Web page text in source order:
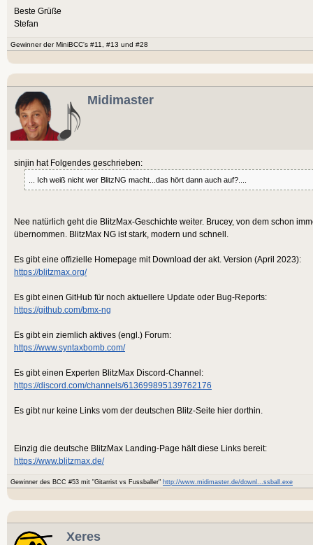
Beste Grüße
Stefan
Gewinner der MiniBCC's #11, #13 und #28
Midimaster
sinjin hat Folgendes geschrieben:
... Ich weiß nicht wer BlitzNG macht...das hört dann auch auf?....
Nee natürlich geht die BlitzMax-Geschichte weiter. Brucey, von dem schon
übernommen. BlitzMax NG ist stark, modern und schnell.
Es gibt eine offizielle Homepage mit Download der akt. Version (April 2023):
https://blitzmax.org/
Es gibt einen GitHub für noch aktuellere Update oder Bug-Reports:
https://github.com/bmx-ng
Es gibt ein ziemlich aktives (engl.) Forum:
https://www.syntaxbomb.com/
Es gibt einen Experten BlitzMax Discord-Channel:
https://discord.com/channels/613699895139762176
Es gibt nur keine Links vom der deutschen Blitz-Seite hier dorthin.
Einzig die deutsche BlitzMax Landing-Page hält diese Links bereit:
https://www.blitzmax.de/
Gewinner des BCC #53 mit "Gitarrist vs Fussballer" http://www.midimaster.de/downl...ssball.exe
Xeres